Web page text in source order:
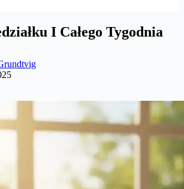
I Całego Tygodnia